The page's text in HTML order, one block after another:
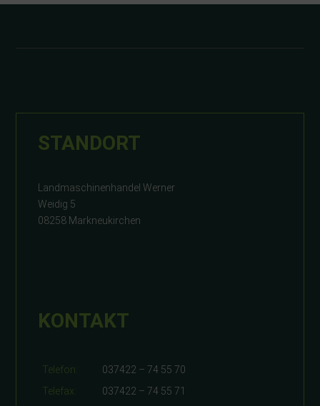
STANDORT
Landmaschinenhandel Werner
Weidig 5
08258 Markneukirchen
KONTAKT
Telefon:
037422 – 74 55 70
Telefax:
037422 – 74 55 71